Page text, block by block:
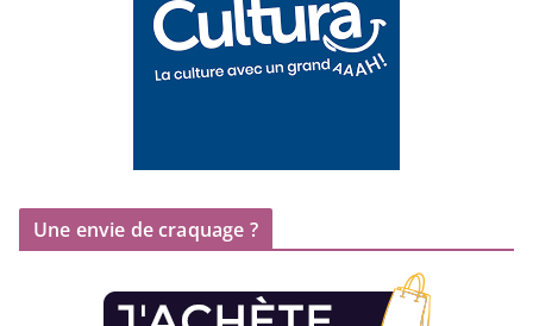
Une envie de craquage ?